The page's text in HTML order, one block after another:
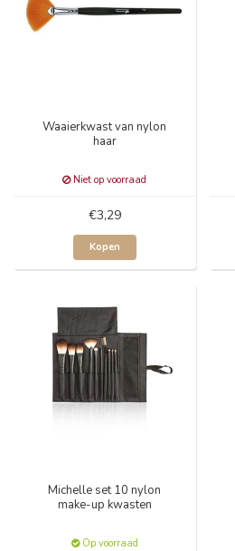
Waaierkwast van nylon
haar
Niet op voorraad
€3,29
Kopen
Michelle set 10 nylon
make-up kwasten
Op voorraad